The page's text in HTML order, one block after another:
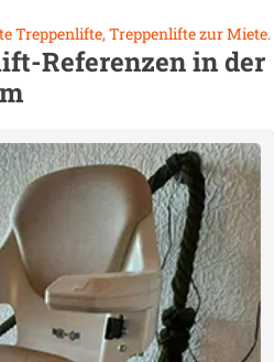
Treppenlifte, Treppenlifte zur Miete.
Referenzen in der